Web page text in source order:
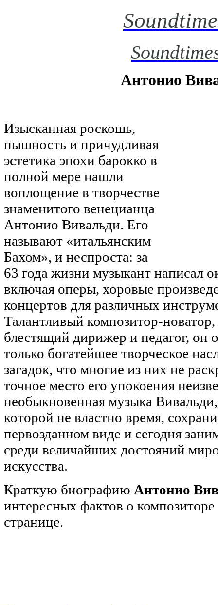
Антонио
Изысканная роскошь,
пышность и причудливая
эстетика эпохи барокко в
полной мере нашли
воплощение в творчестве
знаменитого венецианца
Антонио Вивальди. Его
называют «итальянским
Бахом», и неспроста: за
63 года жизни музыкант написал
включая оперы, хоровые
концертов для различных
Талантливый композитор-
блестящий дирижер и педагог, он
только богатейшее творческое
загадок, что многие из них не
точное место его упокоения
необыкновенная музыка
которой не властно время,
первозданном виде и сегодня
среди величайших достояний
искусства.
Краткую биографию Антонио
интересных фактов о
странице.